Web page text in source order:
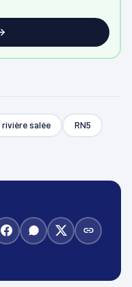
rivière salée RN5